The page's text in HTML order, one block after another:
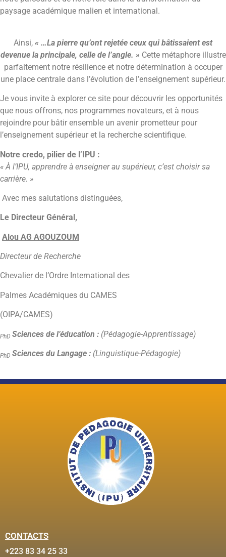
paysage académique malien et international.
Ainsi, « …La pierre qu’ont rejetée ceux qui bâtissaient est
devenue la principale, celle de l’angle. » Cette métaphore illustre
parfaitement notre résilience et notre détermination à occuper
une place centrale dans l’évolution de l’enseignement supérieur.
Je vous invite à explorer ce site pour découvrir les opportunités
que nous offrons, nos programmes novateurs, et à nous
rejoindre pour bâtir ensemble un avenir prometteur pour
l’enseignement supérieur et la recherche scientifique.
Notre credo, pilier de l’IPU :
« À l’IPU, apprendre à enseigner au supérieur, c’est choisir sa
carrière. »
Avec mes salutations distinguées,
Le Directeur Général,
Alou AG AGOUZOUM
Directeur de Recherche
Chevalier de l’Ordre International des
Palmes Académiques du CAMES
(OIPA/CAMES)
PhD Sciences de l’éducation : (Pédagogie-Apprentissage)
PhD Sciences du Langage : (Linguistique-Pédagogie)
CONTACTS
+223 83 34 25 33